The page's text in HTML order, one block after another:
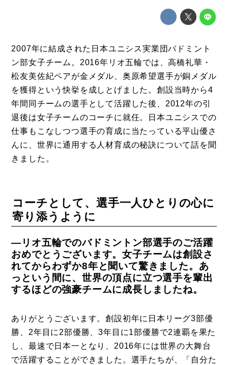
2007年に結成された日本ユニシス実業団バドミント
ン部女子チーム。2016年リオ五輪では、高橋礼華・
松友美佐紀ペアが金メダル、奥原希望選手が銅メダル
を獲得という快挙を成しとげました。創設当時から4
年間同チームの選手として活躍した後、2012年の引
退後は女子チームのコーチに就任。日本ユニシスでの
仕事もこなしつつ選手の育成に当たっている平山優さ
んに、世界に通用する人材育成の秘訣について話を聞
きました。
コーチとして、選手一人ひとりの心に
寄り添うように
―リオ五輪でのバドミントン部選手のご活躍
おめでとうございます。女子チームは創設さ
れてからわずか8年と聞いて驚きました。あ
っという間に、世界の頂点に立つ選手を輩出
するほどの強豪チームに成長しましたね。
ありがとうございます。創設初年に日本リーグ3部優
勝、2年目に2部優勝、3年目に1部優勝で2連覇を果た
し、最速で日本一となり、2016年には世界の大舞台
で活躍することができました。選手たちが、「自分た